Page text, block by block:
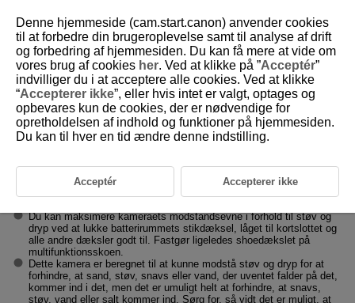
D180-010
Forholdsregler vedrørende
håndtering
Dette kamera er et præcisionsinstrument. Undgå at tabe det eller
Du kan maksimere kameraets modstandsevne i forhold til støv og
dryp ved at lukke batterirummets stikdæksel, låget til kortslottet og
alle andre dæksler godt til. Fastgør ligeledes shoedækslet på
multifunktionsskoen.
Dette kamera er beregnet til at kunne modstå støv og dryp for at
forhindre, at sand, støv, snavs eller vand, der uventet falder på det,
kommer ind i det, men det er umuligt helt at forhindre, at snavs,
støv, vand eller salt kommer ind. Sørg for, så vidt det er muligt, at
Denne hjemmeside (cam.start.canon) anvender cookies
til at forbedre din brugeroplevelse samt til analyse af drift
og forbedring af hjemmesiden. Du kan få mere at vide om
vores brug af cookies her. Ved at klikke på ”Acceptér”
indvilliger du i at acceptere alle cookies. Ved at klikke
“Accepterer ikke”, eller hvis intet er valgt, optages og
opbevares kun de cookies, der er nødvendige for
opretholdelsen af indhold og funktioner på hjemmesiden.
Du kan til hver en tid ændre denne indstilling.
Acceptér Accepterer ikke